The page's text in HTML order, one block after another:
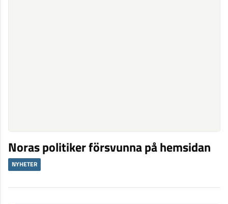
Noras politiker försvunna på hemsidan
NYHETER